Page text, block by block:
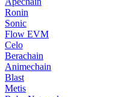
Ronin
Sonic
Flow EVM
Celo
Berachain
Animechain
Blast
Metis